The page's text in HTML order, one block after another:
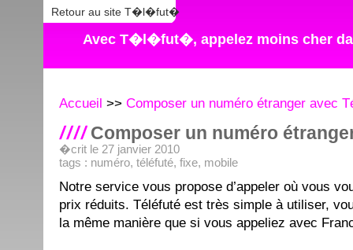
Retour au site T�l�fut�
Avec T�l�fut�, appelez moins cher
Accueil >> Composer un numéro étranger avec
Composer un numéro
�crit le 27 janvier 2010
tags : numéro, téléfuté, fixe, mobile
Notre service vous propose d’appeler où vous
prix réduits. Téléfuté est très simple à utiliser,
la même manière que si vous appeliez avec